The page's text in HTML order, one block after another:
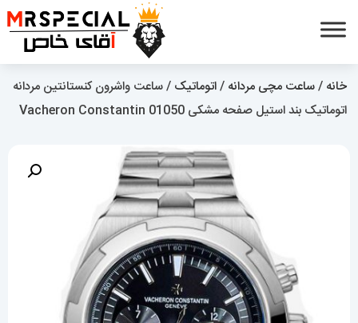
خانه /ساعت مچی مردانه /اتوماتیک / ساعت واشرون کنستانتین مردانه
اتوماتیک بند استیل صفحه مشکی Vacheron Constantin 01050